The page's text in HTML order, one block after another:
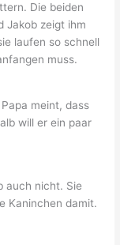
Die beiden
Jakob zeigt ihm
laufen so schnell
muss.
meint, dass
will er ein paar
auch nicht. Sie
Kaninchen damit.